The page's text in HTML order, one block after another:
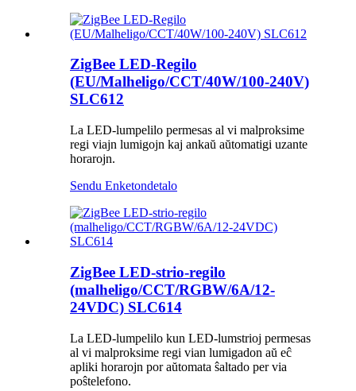
ZigBee LED-Regilo
(EU/Malheligo/CCT/40W/100-240V)
SLC612
La LED-lumpelilo permesas al vi malproksime
regi viajn lumigojn kaj ankaŭ aŭtomatigi uzante
horarojn.
Sendu Enketondetalo
ZigBee LED-strio-regilo
(malheligo/CCT/RGBW/6A/12-
24VDC) SLC614
La LED-lumpelilo kun LED-lumstrioj permesas
al vi malproksime regi vian lumigadon aŭ eĉ
apliki horarojn por aŭtomata ŝaltado per via
poŝtelefono.